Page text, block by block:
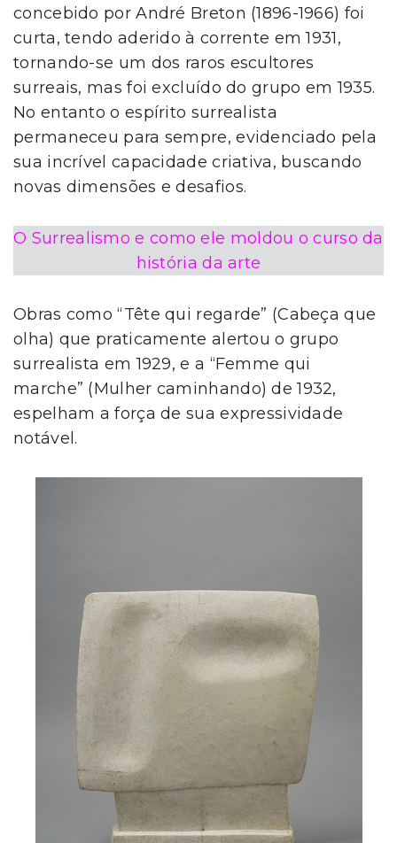
concebido por André Breton (1896-1966) foi
curta, tendo aderido à corrente em 1931,
tornando-se um dos raros escultores
surreais, mas foi excluído do grupo em 1935.
No entanto o espírito surrealista
permaneceu para sempre, evidenciado pela
sua incrível capacidade criativa, buscando
novas dimensões e desafios.
O Surrealismo e como ele moldou o curso da
história da arte
Obras como “Tête qui regarde” (Cabeça que
olha) que praticamente alertou o grupo
surrealista em 1929, e a “Femme qui
marche” (Mulher caminhando) de 1932,
espelham a força de sua expressividade
notável.